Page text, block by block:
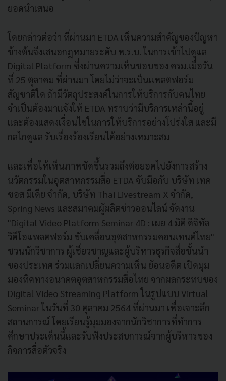
ยอดนำเสนอ
โดยกล่าวต่อว่า ที่ผ่านมา ETDA เห็นความสำคัญของปัญหา
ข้างต้นจึงเสนอกฎหมายระดับ พ.ร.บ. ในการเข้าไปดูแล
Digital Platform ซึ่งผ่านความเห็นชอบของ ครม.เมื่อวัน
ที่ 25 ตุลาคม ที่ผ่านมา โดยไม่ว่าจะเป็นแพลตฟอร์ม
สัญชาติใด ถ้ามีวัตถุประสงค์ในการให้บริการกับคนไทย
จำเป็นต้องมาแจ้งให้ ETDA ทราบว่ามีบริการเหล่านี้อยู่
และต้องแสดงเงื่อนไขในการให้บริการอย่างโปร่งใส และมี
กลไกดูแล รับเรื่องร้องเรียนได้อย่างเหมาะสม
และเพื่อให้เห็นภาพชัดขึ้นรวมถึงต่อยอดไปยังการสร้าง
นวัตกรรมในอุตสาหกรรมสื่อ ETDA จับมือกับ บริษัท เทค
ซอส มีเดีย จำกัด, บริษัท Thai Livestream X จำกัด,
Spring News และสมาคมผู้ผลิตข่าวออนไลน์ จัดงาน
"Digital Video Platform Seminar 4D : เผย 4 มิติ ดิจิทัล
วิดีโอแพลตฟอร์ม ขับเคลื่อนอุตสาหกรรมคอนเทนต์ไทย"
ชวนนักวิชาการ ผู้เชี่ยวชาญและผู้บริหารธุรกิจสื่อชั้นนำ
ของประเทศ ร่วมแลกเปลี่ยนความเห็น ย้อนอดีต เปิดมุม
มองทิศทางอนาคตอุตสาหกรรมสื่อไทย จากผลกระทบของ
Digital Video Streaming Platform ในรูปแบบ Virtual
Seminar ในวันที่ 30 ตุลาคม 2564 ที่ผ่านมา เพื่อเจาะลึก
สถานการณ์ โดยเรียนรู้มุมมองจากนักวิชาการที่ทำการ
ศึกษาประเด็นนี้และรับฟังประสบการณ์จากผู้บริหารของ
กิจการสื่อตัวจริง